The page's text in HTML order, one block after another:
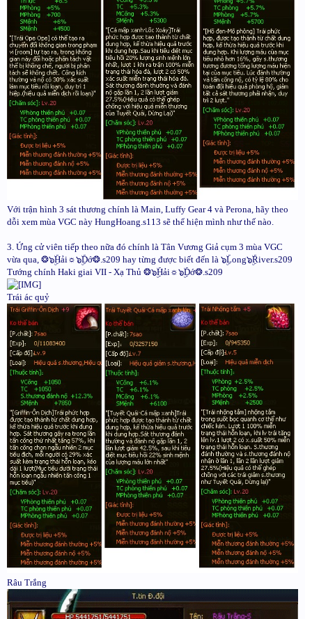
Với trận hình 3 sát thương chính là Main, Luffy Gear 4 và Perona, hãy theo
dỗi xem mùa VGC này HungHoang.s113 sẽ thể hiện mình như thế nào.
3. Ứng cử viên tiếp theo nữa đó chính là Tân Vương Giả cụm 3 mùa VGC
vừa qua, ❂๖ۣۜHải☼๖ۣۜDớ❂.s209 hay từng được biết đến là ๖ۣۜLong๖ۣۜRiver.s209
Tướng chính Haki giai VII - Xạ Thủ ❂๖ۣۜHải☼๖ۣۜDớ❂.s209
Trái ác quỷ
Râu Trắng